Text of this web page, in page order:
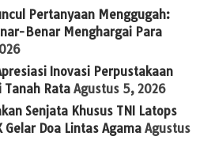
Pertanyaan Menggugah:
Benar Menghargai Para
Inovasi Perpustakaan
Tanah Rata Agustus 5, 2026
Senjata Khusus TNI Latops
Doa Lintas Agama Agustus